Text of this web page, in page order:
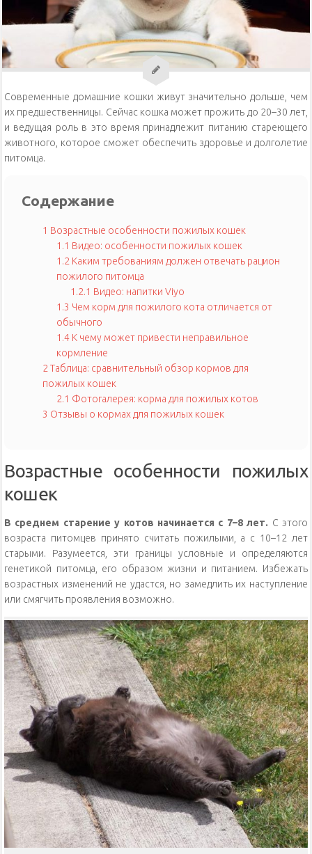
Уход за кошками
Уход за собаками
Физиология кошек
Современные домашние кошки живут значительно дольше, чем
их предшественницы. Сейчас кошка может прожить до 20–30 лет,
и ведущая роль в это время принадлежит питанию стареющего
животного, которое сможет обеспечить здоровье и долголетие
питомца.
Содержание
1 Возрастные особенности пожилых кошек
1.1 Видео: особенности пожилых кошек
1.2 Каким требованиям должен отвечать рацион
пожилого питомца
1.2.1 Видео: напитки Viyo
1.3 Чем корм для пожилого кота отличается от
обычного
1.4 К чему может привести неправильное
кормление
2Таблица: сравнительный обзор кормов для
пожилых кошек
2.1 Фотогалерея: корма для пожилых котов
3 Отзывы о кормах для пожилых кошек
Возрастные особенности пожилых
кошек
В среднем старение у котов начинается с 7–8 лет. С этого
возраста питомцев принято считать пожилыми, а с 10–12 лет
старыми. Разумеется, эти границы условные и определяются
генетикой питомца, его образом жизни и питанием. Избежать
возрастных изменений не удастся, но замедлить их наступление
или смягчить проявления возможно.